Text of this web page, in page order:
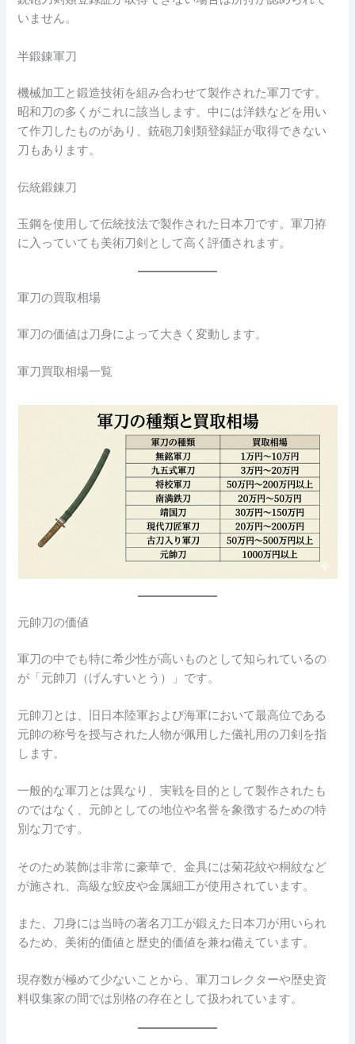
いません。
半鍛錬軍刀
機械加工と鍛造技術を組み合わせて製作された軍刀です。
昭和刀の多くがこれに該当します。中には洋鉄などを用い
て作刀したものがあり、銃砲刀剣類登録証が取得できない
刀もあります。
伝統鍛錬刀
玉鋼を使用して伝統技法で製作された日本刀です。軍刀拵
に入っていても美術刀剣として高く評価されます。
軍刀の買取相場
軍刀の価値は刀身によって大きく変動します。
軍刀買取相場一覧
元帥刀の価値
軍刀の中でも特に希少性が高いものとして知られているの
が「元帥刀（げんすいとう）」です。
元帥刀とは、旧日本陸軍および海軍において最高位である
元帥の称号を授与された人物が佩用した儀礼用の刀剣を指
します。
一般的な軍刀とは異なり、実戦を目的として製作されたも
のではなく、元帥としての地位や名誉を象徴するための特
別な刀です。
そのため装飾は非常に豪華で、金具には菊花紋や桐紋など
が施され、高級な鮫皮や金属細工が使用されています。
また、刀身には当時の著名刀工が鍛えた日本刀が用いられ
るため、美術的価値と歴史的価値を兼ね備えています。
現存数が極めて少ないことから、軍刀コレクターや歴史資
料収集家の間では別格の存在として扱われています。